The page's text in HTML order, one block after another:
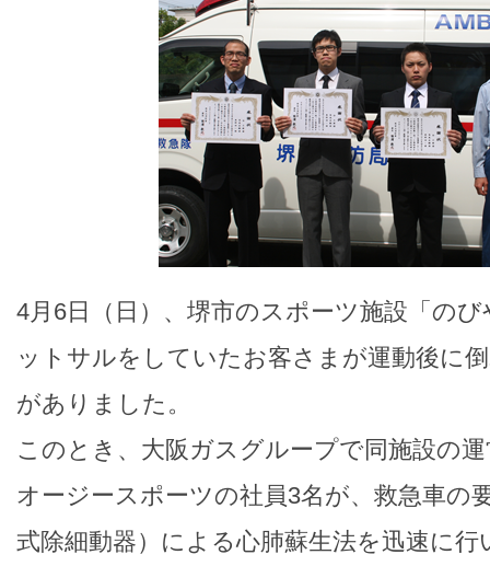
4月6日（日）、堺市のスポーツ施設「の
ットサルをしていたお客さまが運動後に
がありました。
このとき、大阪ガスグループで同施設の
オージースポーツの社員3名が、救急車の
式除細動器）による心肺蘇生法を迅速に